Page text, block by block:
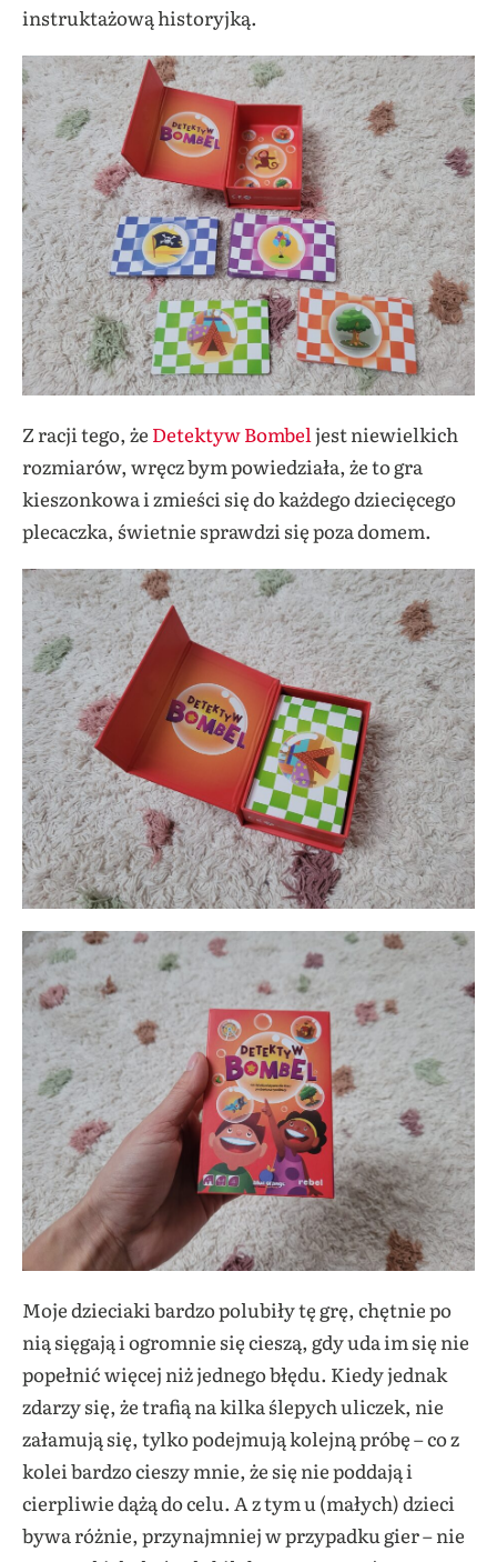
instruktażową historyjką.
Z racji tego, że Detektyw Bombeljest niewielkich
rozmiarów, wręcz bym powiedziała, że to gra
kieszonkowa i zmieści się do każdego dziecięcego
plecaczka, świetnie sprawdzi się poza domem.
Moje dzieciaki bardzo polubiły tę grę, chętnie po
nią sięgają i ogromnie się cieszą, gdy uda im się nie
popełnić więcej niż jednego błędu. Kiedy jednak
zdarzy się, że trafią na kilka ślepych uliczek, nie
załamują się, tylko podejmują kolejną próbę – co z
kolei bardzo cieszy mnie, że się nie poddają i
cierpliwie dążą do celu. A z tym u (małych) dzieci
bywa różnie, przynajmniej w przypadku gier – nie